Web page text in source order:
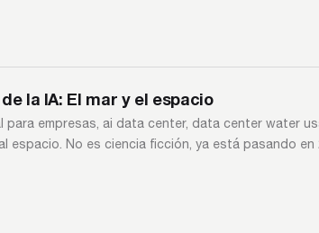
la IA: El mar y el espacio
para empresas, ai data center, data center water
espacio. No es ciencia ficción, ya está pasando en